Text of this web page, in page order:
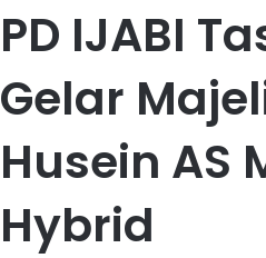
PD IJABI
Gelar
Husein AS
Hybrid